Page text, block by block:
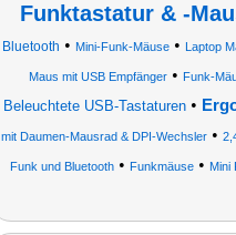
Funktastatur & -
Bluetooth • Mini-Funk-Mäuse• Laptop
Maus mit USB Empfänger• Funk-
Beleuchtete USB-Tastaturen•
mit Daumen-Mausrad & DPI-Wechsler •
Funk und Bluetooth• Funkmäuse• Mini